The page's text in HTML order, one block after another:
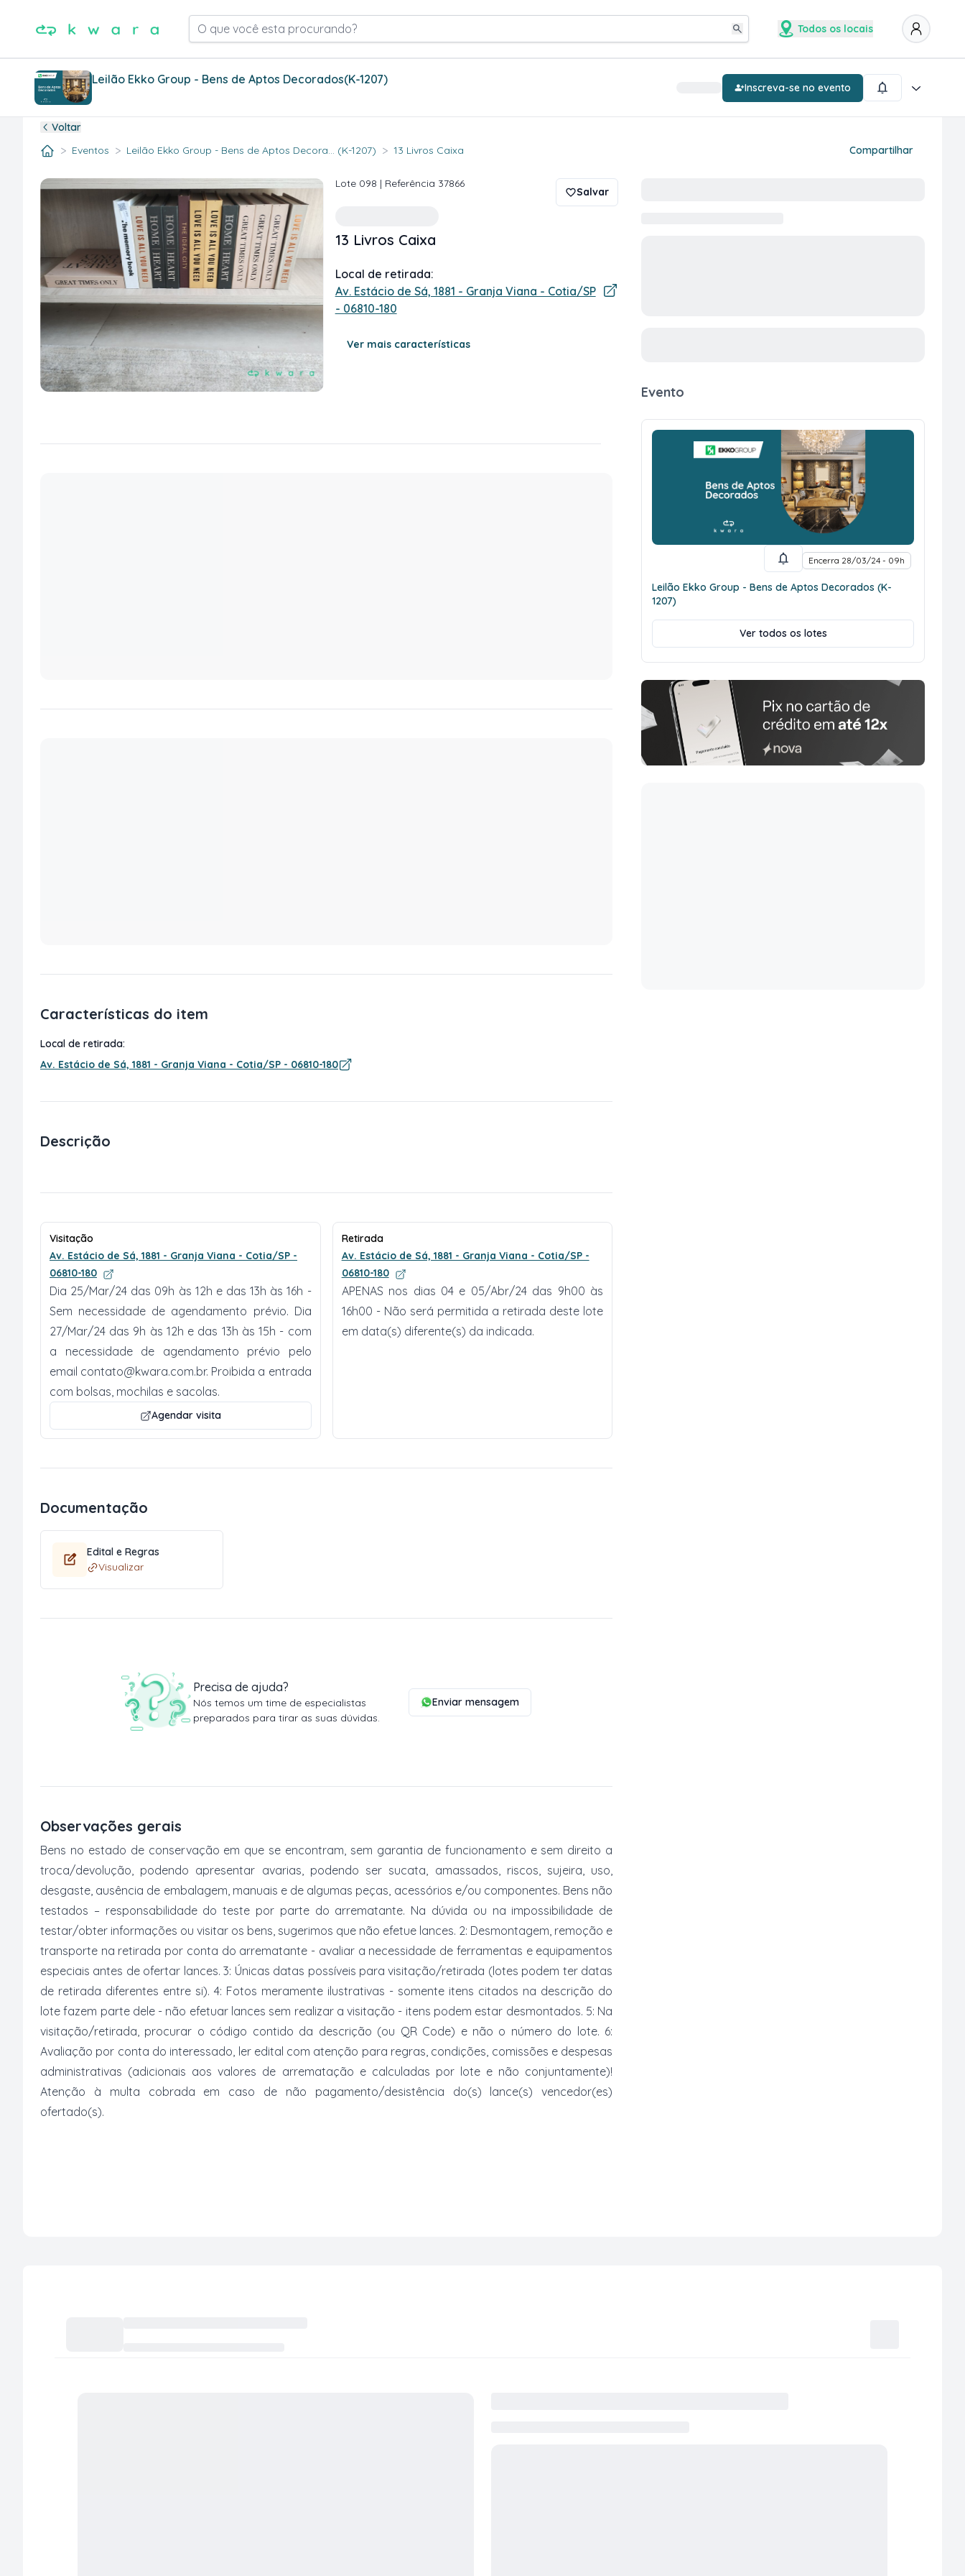
O que você esta procurando? Todos os locais
Leilão Ekko Group - Bens de Aptos Decorados(K-1207)
Inscreva-se no evento
Voltar
> Eventos > Leilão Ekko Group - Bens de Aptos Decora... (K-1207) > 13 Livros Caixa Compartilhar
Lote 098 | Referência 37866
Salvar
13 Livros Caixa
Local de retirada:
Av. Estácio de Sá, 1881 - Granja Viana - Cotia/SP
- 06810-180
Ver mais características
Evento
Encerra 28/03/24 - 09h
Leilão Ekko Group - Bens de Aptos Decorados (K-
1207)
Ver todos os lotes
Características do item
Local de retirada:
Av. Estácio de Sá, 1881 - Granja Viana - Cotia/SP - 06810-180
Descrição
Visitação
Av. Estácio de Sá, 1881 - Granja Viana - Cotia/SP -
06810-180
Dia 25/Mar/24 das 09h às 12h e das 13h às 16h -
Sem necessidade de agendamento prévio. Dia
27/Mar/24 das 9h às 12h e das 13h às 15h - com
a necessidade de agendamento prévio pelo
email contato@kwara.com.br. Proibida a entrada
com bolsas, mochilas e sacolas.
Agendar visita
Retirada
Av. Estácio de Sá, 1881 - Granja Viana - Cotia/SP -
06810-180
APENAS nos dias 04 e 05/Abr/24 das 9h00 às
16h00 - Não será permitida a retirada deste lote
em data(s) diferente(s) da indicada.
Documentação
Edital e Regras
Visualizar
Precisa de ajuda?
Nós temos um time de especialistas
preparados para tirar as suas dúvidas.
Enviar mensagem
Observações gerais
Bens no estado de conservação em que se encontram, sem garantia de funcionamento e sem direito a
troca/devolução, podendo apresentar avarias, podendo ser sucata, amassados, riscos, sujeira, uso,
desgaste, ausência de embalagem, manuais e de algumas peças, acessórios e/ou componentes. Bens não
testados – responsabilidade do teste por parte do arrematante. Na dúvida ou na impossibilidade de
testar/obter informações ou visitar os bens, sugerimos que não efetue lances. 2: Desmontagem, remoção e
transporte na retirada por conta do arrematante - avaliar a necessidade de ferramentas e equipamentos
especiais antes de ofertar lances. 3: Únicas datas possíveis para visitação/retirada (lotes podem ter datas
de retirada diferentes entre si). 4: Fotos meramente ilustrativas - somente itens citados na descrição do
lote fazem parte dele - não efetuar lances sem realizar a visitação - itens podem estar desmontados. 5: Na
visitação/retirada, procurar o código contido da descrição (ou QR Code) e não o número do lote. 6:
Avaliação por conta do interessado, ler edital com atenção para regras, condições, comissões e despesas
administrativas (adicionais aos valores de arrematação e calculadas por lote e não conjuntamente)!
Atenção à multa cobrada em caso de não pagamento/desistência do(s) lance(s) vencedor(es)
ofertado(s).